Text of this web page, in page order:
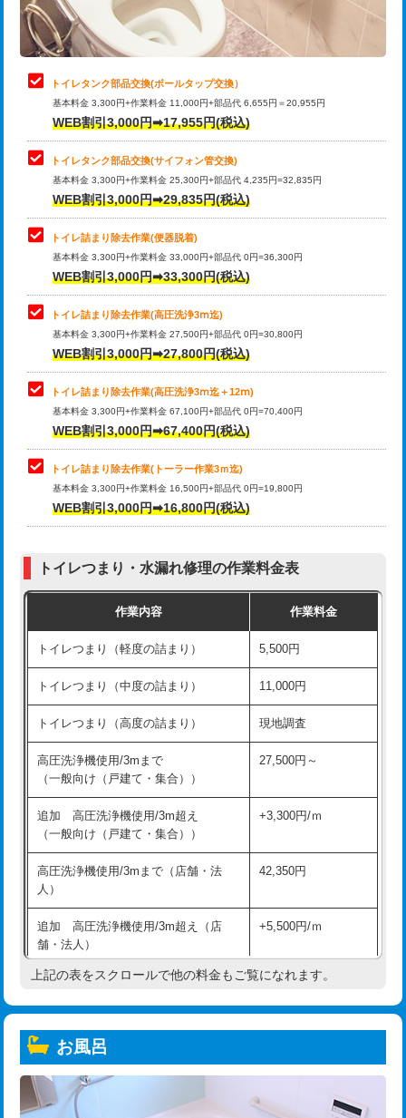
トイレタンク部品交換(ボールタップ交換）
基本料金 3,300円+作業料金 11,000円+部品代 6,655円＝20,955円
WEB割引3,000円➡17,955円(税込)
トイレタンク部品交換(サイフォン管交換)
基本料金 3,300円+作業料金 25,300円+部品代 4,235円=32,835円
WEB割引3,000円➡29,835円(税込)
トイレ詰まり除去作業(便器脱着)
基本料金 3,300円+作業料金 33,000円+部品代 0円=36,300円
WEB割引3,000円➡33,300円(税込)
トイレ詰まり除去作業(高圧洗浄3ⅿ迄)
基本料金 3,300円+作業料金 27,500円+部品代 0円=30,800円
WEB割引3,000円➡27,800円(税込)
トイレ詰まり除去作業(高圧洗浄3ⅿ迄＋12ⅿ)
基本料金 3,300円+作業料金 67,100円+部品代 0円=70,400円
WEB割引3,000円➡67,400円(税込)
トイレ詰まり除去作業(トーラー作業3ｍ迄)
基本料金 3,300円+作業料金 16,500円+部品代 0円=19,800円
WEB割引3,000円➡16,800円(税込)
トイレつまり・水漏れ修理の作業料金表
作業内容 作業料金
トイレつまり（軽度の詰まり） 5,500円
トイレつまり（中度の詰まり） 11,000円
トイレつまり（高度の詰まり） 現地調査
高圧洗浄機使用/3mまで
（一般向け（戸建て・集合））
27,500円～
追加 高圧洗浄機使用/3m超え
（一般向け（戸建て・集合））
+3,300円/ｍ
高圧洗浄機使用/3mまで（店舗・法
人）
42,350円
追加 高圧洗浄機使用/3m超え（店
舗・法人）
+5,500円/ｍ
高度高圧洗浄換 現地調査
トーラー機使用/3mまで
追加トーラー機使用/3m超え
上記の表をスクロールで他の料金もご覧になれます。
お風呂